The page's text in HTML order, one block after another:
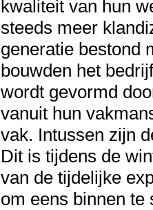
kwaliteit van hun
steeds meer
generatie bestond
bouwden het
wordt gevormd
vanuit hun
vak. Intussen zijn
Dit is tijdens de
van de tijdelijke
om eens binnen te